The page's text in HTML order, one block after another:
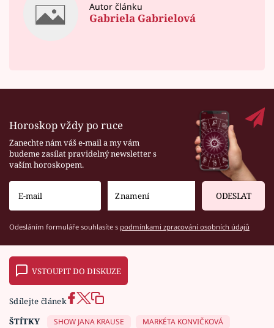
Autor článku
Gabriela Gabrielová
Horoskop vždy po ruce
Zanechte nám váš e-mail a my vám
budeme zasílat pravidelný newsletter s
vaším horoskopem.
ODESLAT
Odesláním formuláře souhlasíte s podmínkami zpracování osobních údajů
VSTOUPIT DO DISKUZE
Sdílejte článek
ŠTÍTKY
SHOW JANA KRAUSE MARKÉTA KONVIČKOVÁ